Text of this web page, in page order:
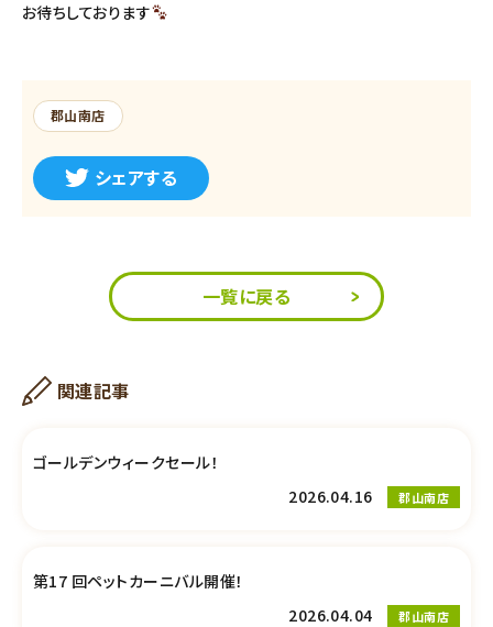
お待ちしております
郡山南店
シェアする
一覧に戻る
関連記事
ゴールデンウィークセール！
2026.04.16
郡山南店
第17 回ペットカーニバル開催！
2026.04.04
郡山南店